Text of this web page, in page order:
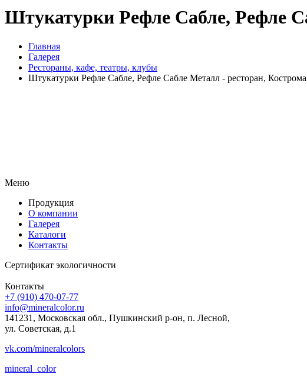
Штукатурки Рефле Сабле, Рефле
Главная
Галерея
Рестораны, кафе, театры, клубы
Штукатурки Рефле Сабле, Рефле Сабле Металл - ресторан, Кострома
Меню
Продукция
О компании
Галерея
Каталоги
Контакты
Сертификат экологичности
Контакты
+7 (910) 470-07-77
info@mineralcolor.ru
141231, Московская обл., Пушкинский р-он, п. Лесной,
ул. Советская, д.1
vk.com/mineralcolors
mineral_color